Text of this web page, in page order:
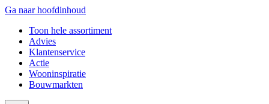
Ga naar hoofdinhoud
Toon hele assortiment
Advies
Klantenservice
Actie
Wooninspiratie
Bouwmarkten